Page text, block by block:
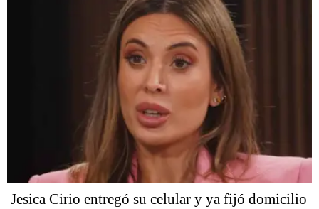
Jesica Cirio entregó su celular y ya fijó domicilio